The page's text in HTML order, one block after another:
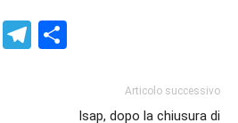
WhatsApp
Telegram
Articolo successivo
Isap, dopo la chiusura di